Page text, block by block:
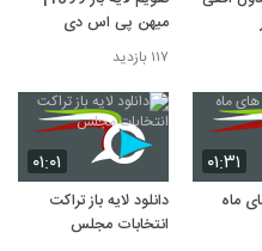
میهن پی اس دی
۱۱۷ بازدید
۰۱:۳۱
ماه
۰۱:۰۱
دانلود لایه باز تراکت
انتخابات مجلس